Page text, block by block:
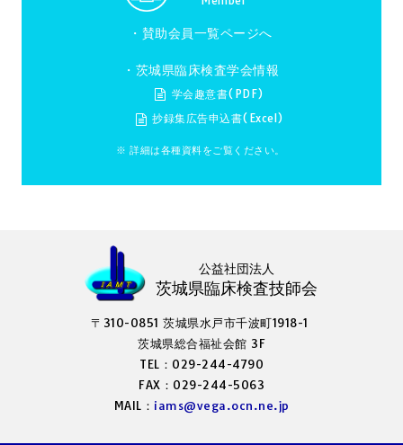
・ 賛助会員一覧ページへ
・茨城県臨床検査学会情報
学会趣意書(PDF)
抄録集広告申込書(Excel)
※ 詳細は各種資料をご覧ください。
公益社団法人
茨城県臨床検査技師会
〒310-0851 茨城県水戸市千波町1918-1
茨城県総合福祉会館 3F
TEL：029-244-4790
FAX：029-244-5063
MAIL： iams@vega.ocn.ne.jp